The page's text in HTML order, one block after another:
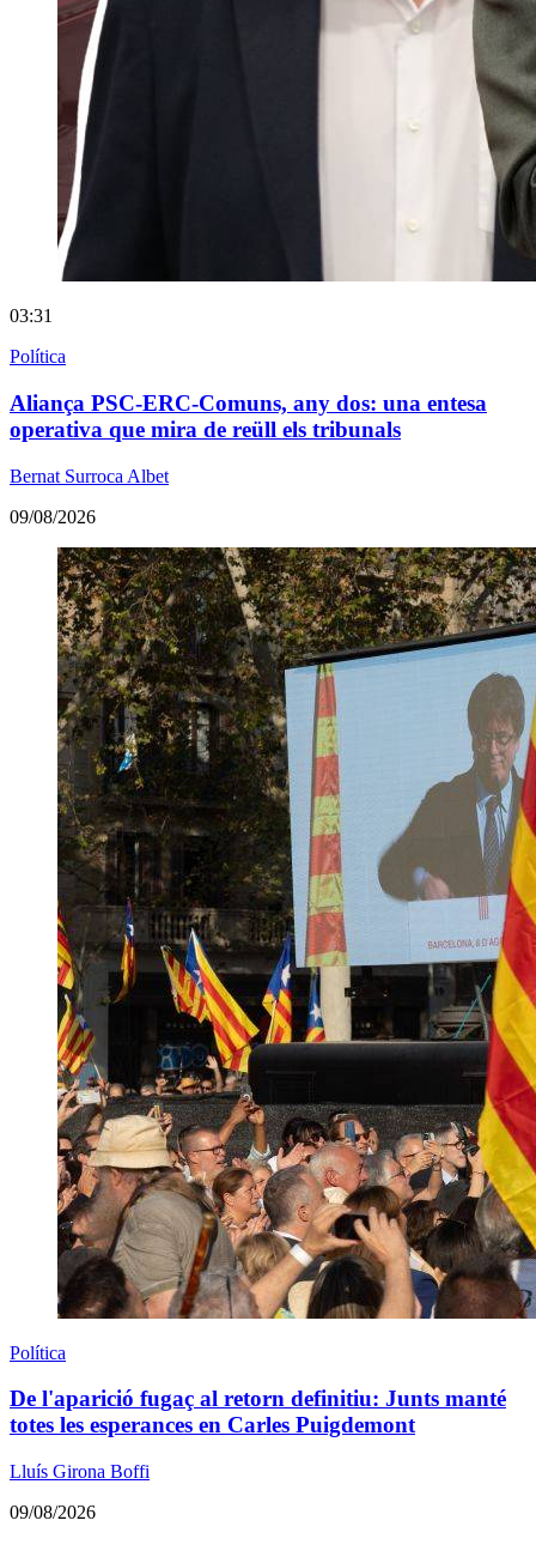
03:31
Política
Aliança PSC-ERC-Comuns, any dos: una entesa
operativa que mira de reüll els tribunals
Bernat Surroca Albet
09/08/2026
Política
De l'aparició fugaç al retorn definitiu: Junts manté
totes les esperances en Carles Puigdemont
Lluís Girona Boffi
09/08/2026